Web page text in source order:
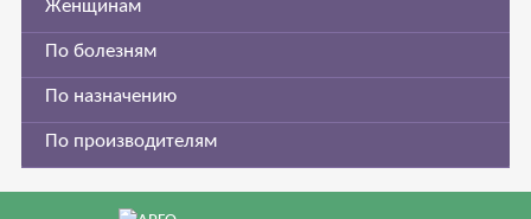
Женщинам
По болезням
По назначению
По производителям